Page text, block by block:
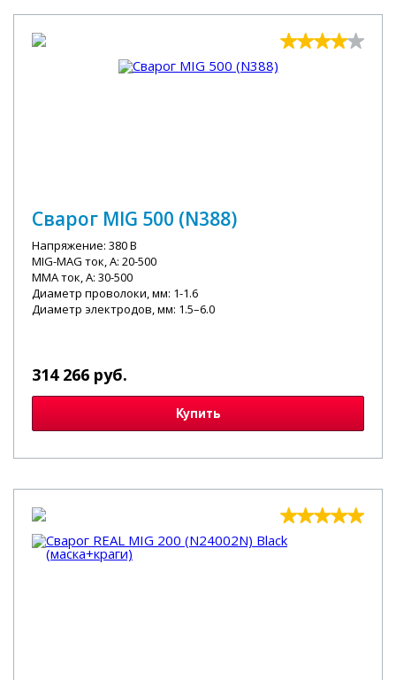
Сварог MIG 500 (N388)
Напряжение: 380 В
MIG-MAG ток, А: 20-500
MMA ток, А: 30-500
Диаметр проволоки, мм: 1-1.6
Диаметр электродов, мм: 1.5–6.0
314 266 руб.
Купить